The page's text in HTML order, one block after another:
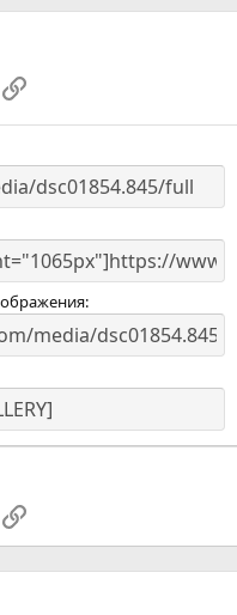
почта
Ссылка
почта
Ссылка